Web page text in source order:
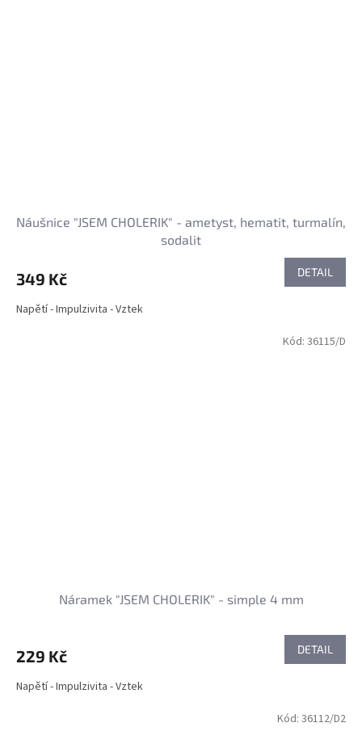
Náušnice "JSEM CHOLERIK" - ametyst, hematit, turmalín,
sodalit
349 Kč DETAIL
Napětí - Impulzivita - Vztek
Náramek "JSEM CHOLERIK" - simple 4 mm
229 Kč DETAIL
Napětí - Impulzivita - Vztek
Kód: 36115/D
Kód: 36112/D2